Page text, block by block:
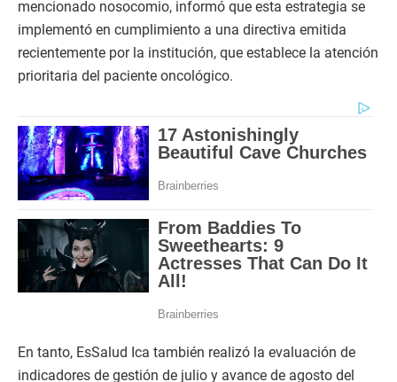
mencionado nosocomio, informó que esta estrategia se
implementó en cumplimiento a una directiva emitida
recientemente por la institución, que establece la atención
prioritaria del paciente oncológico.
En tanto, EsSalud Ica también realizó la evaluación de
indicadores de gestión de julio y avance de agosto del